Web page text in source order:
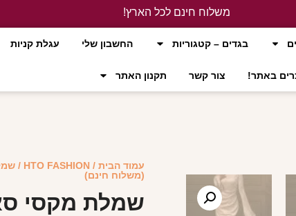
משלוח חינם לכל הארץ!
בגדים – קטגוריות החשבון שלי עגלת קניות
באתר! צור קשר תקנון האתר
עמוד הבית /
HTO FASHION
/
(משלוח חינם)
שמלת מקסי